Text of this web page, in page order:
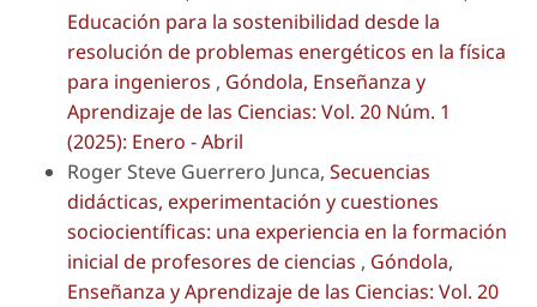
Educación para la sostenibilidad desde la
resolución de problemas energéticos en la física
para ingenieros , Góndola, Enseñanza y
Aprendizaje de las Ciencias: Vol. 20 Núm. 1
(2025): Enero - Abril
Roger Steve Guerrero Junca, Secuencias
didácticas, experimentación y cuestiones
sociocientíficas: una experiencia en la formación
inicial de profesores de ciencias , Góndola,
Enseñanza y Aprendizaje de las Ciencias: Vol. 20